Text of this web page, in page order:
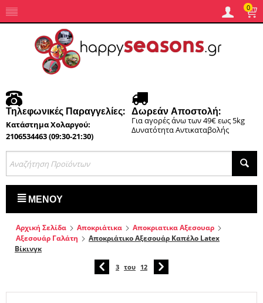
0
Τηλεφωνικές Παραγγελίες:
Κατάστημα Χολαργού:
2106534463 (09:30-21:30)
Δωρεάν Αποστολή:
Για αγορές άνω των 49€ εως 5kg
Δυνατότητα Αντικαταβολής
ΜΕΝΟΎ
Αρχική Σελίδα Αποκριάτικα
Αποκριατικα Αξεσουαρ
Αξεσουάρ Γαλάτη
Αποκριάτικο Αξεσουάρ Καπέλο Latex
Βίκινγκ
3 του 12